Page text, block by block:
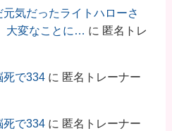
元気だったライトハローさ
大変なことに… に 匿名トレ
死で334に 匿名トレーナー
死で334に 匿名トレーナー